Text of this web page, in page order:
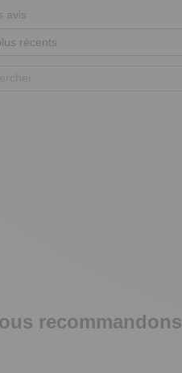
avis
recommandons